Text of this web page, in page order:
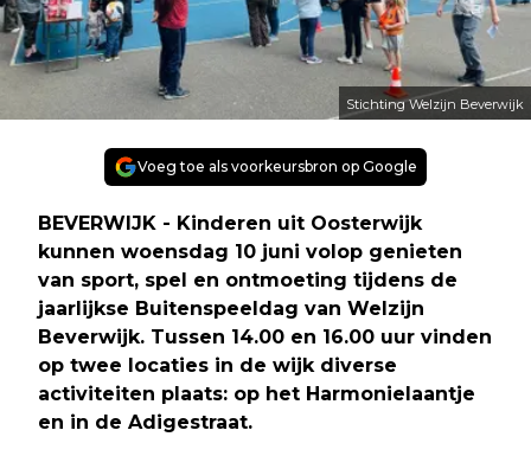
Stichting Welzijn Beverwijk
Voeg toe als voorkeursbron op Google
BEVERWIJK - Kinderen uit Oosterwijk
kunnen woensdag 10 juni volop genieten
van sport, spel en ontmoeting tijdens de
jaarlijkse Buitenspeeldag van Welzijn
Beverwijk. Tussen 14.00 en 16.00 uur vinden
op twee locaties in de wijk diverse
activiteiten plaats: op het Harmonielaantje
en in de Adigestraat.